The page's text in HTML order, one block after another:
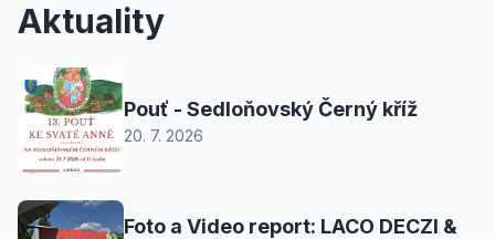
Aktuality
Pouť - Sedloňovský Černý kříž
20. 7. 2026
Foto a Video report: LACO DECZI &